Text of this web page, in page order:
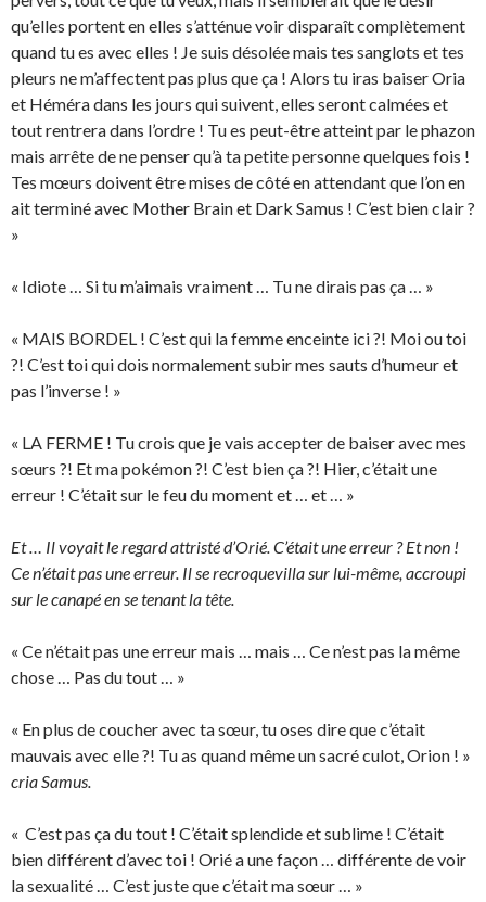
qu’elles portent en elles s’atténue voir disparaît complètement
quand tu es avec elles ! Je suis désolée mais tes sanglots et tes
pleurs ne m’affectent pas plus que ça ! Alors tu iras baiser Oria
et Héméra dans les jours qui suivent, elles seront calmées et
tout rentrera dans l’ordre ! Tu es peut-être atteint par le phazon
mais arrête de ne penser qu’à ta petite personne quelques fois !
Tes mœurs doivent être mises de côté en attendant que l’on en
ait terminé avec Mother Brain et Dark Samus ! C’est bien clair ?
»
« Idiote … Si tu m’aimais vraiment … Tu ne dirais pas ça … »
« MAIS BORDEL ! C’est qui la femme enceinte ici ?! Moi ou toi
?! C’est toi qui dois normalement subir mes sauts d’humeur et
pas l’inverse ! »
« LA FERME ! Tu crois que je vais accepter de baiser avec mes
sœurs ?! Et ma pokémon ?! C’est bien ça ?! Hier, c’était une
erreur ! C’était sur le feu du moment et … et … »
Et … Il voyait le regard attristé d’Orié. C’était une erreur ? Et non !
Ce n’était pas une erreur. Il se recroquevilla sur lui-même, accroupi
sur le canapé en se tenant la tête.
« Ce n’était pas une erreur mais … mais … Ce n’est pas la même
chose … Pas du tout … »
« En plus de coucher avec ta sœur, tu oses dire que c’était
mauvais avec elle ?! Tu as quand même un sacré culot, Orion ! »
cria Samus.
« C’est pas ça du tout ! C’était splendide et sublime ! C’était
bien différent d’avec toi ! Orié a une façon … différente de voir
la sexualité … C’est juste que c’était ma sœur … »